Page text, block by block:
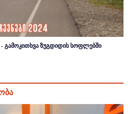
გამოკითხვა ზუგდიდის სოფლებში